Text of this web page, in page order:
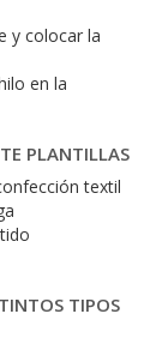
y colocar la
en la
PLANTILLAS
textil
TIPOS